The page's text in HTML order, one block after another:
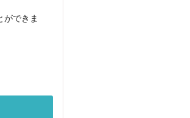
ができま